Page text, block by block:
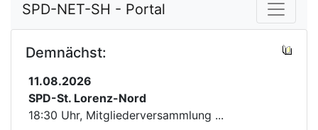
SPD-NET-SH - Portal
Demnächst:
11.08.2026
SPD-St. Lorenz-Nord
18:30 Uhr, Mitgliederversammlung ...